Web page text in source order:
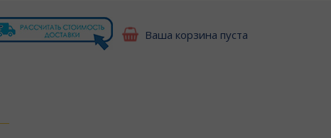
Ваша корзина пуста